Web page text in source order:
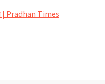
| Pradhan Times